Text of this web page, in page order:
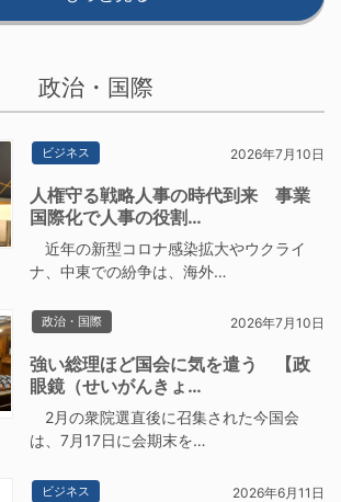
政治・国際
ビジネス 2026年7月10日
人権守る戦略人事の時代到来 事業
国際化で人事の役割…
近年の新型コロナ感染拡大やウクライ
ナ、中東での紛争は、海外…
政治・国際 2026年7月10日
強い総理ほど国会に気を遣う 【政
眼鏡（せいがんきょ…
2月の衆院選直後に召集された今国会
は、7月17日に会期末を…
ビジネス 2026年6月11日